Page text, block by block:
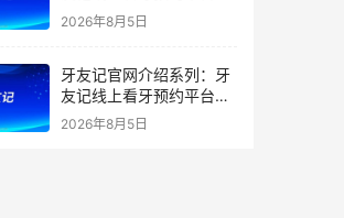
破口腔行业专业壁垒新手
友好零门槛
2026年8月5日
牙友记官网介绍系列：牙
友记线上看牙预约平台落
地同城就诊经验打破未知
2026年8月5日